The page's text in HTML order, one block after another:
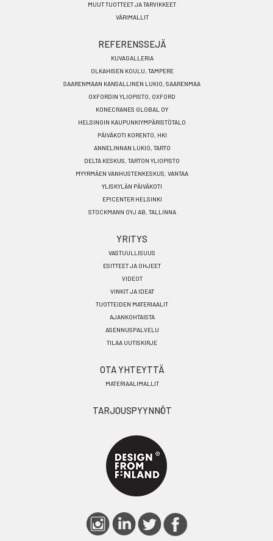
MUUT TUOTTEET JA TARVIKKEET
VÄRIMALLIT
REFERENSSEJÄ
KUVAGALLERIA
OLKAHISEN KOULU, TAMPERE
SAARENMAAN KANSALLINEN LUKIO, SAARENMAA
OXFORDIN YLIOPISTO, OXFORD
KONECRANES GLOBAL OY
HELSINGIN KAUPUNKIYMPÄRISTÖTALO
PÄIVÄKOTI KORENTO, HKI
ANNELINNAN LUKIO, TARTO
DELTA KESKUS, TARTON YLIOPISTO
MYYRMÄEN VANHUSTENKESKUS, VANTAA
YLISKYLÄN PÄIVÄKOTI
EPICENTER HELSINKI
STOCKMANN OYJ AB, TALLINNA
YRITYS
VASTUULLISUUS
ESITTEET JA OHJEET
VIDEOT
VINKIT JA IDEAT
TUOTTEIDEN MATERIAALIT
AJANKOHTAISTA
ASENNUSPALVELU
TILAA UUTISKIRJE
OTA YHTEYTTÄ
MATERIAALIMALLIT
TARJOUSPYYNNÖT